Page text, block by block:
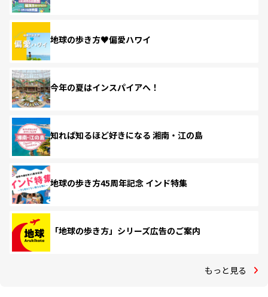
地球の歩き方♥偏愛ハワイ
今年の夏はインスパイアへ！
知れば知るほど好きになる 湘南・江の島
地球の歩き方45周年記念 インド特集
「地球の歩き方」シリーズ広告のご案内
もっと見る